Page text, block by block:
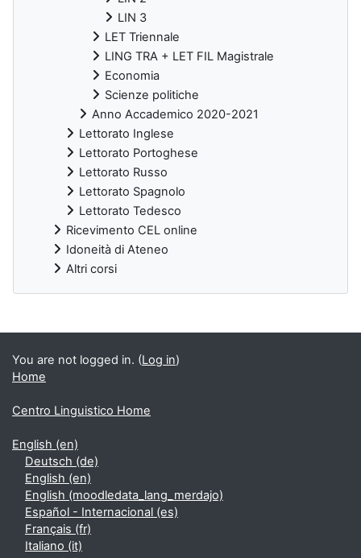
LIN 3
LET Triennale
LING TRA + LET FIL Magistrale
Economia
Scienze politiche
Anno Accademico 2020-2021
Lettorato Inglese
Lettorato Portoghese
Lettorato Russo
Lettorato Spagnolo
Lettorato Tedesco
Ricevimento CEL online
Idoneità di Ateneo
Altri corsi
Supplementary blocks
You are not logged in. (Log in)
Home
Centro Linguistico Home
English ‎(en)‎
Deutsch ‎(de)‎
English ‎(en)‎
English ‎(moodledata_lang_merdajo)‎
Español - Internacional ‎(es)‎
Français ‎(fr)‎
Italiano ‎(it)‎